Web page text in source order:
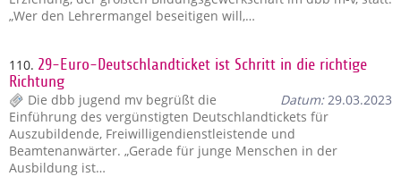
„Wer den Lehrermangel beseitigen will,…
110. 29-Euro-Deutschlandticket ist Schritt in die richtige
Richtung
Datum:29.03.2023
Die dbb jugend mv begrüßt die
Einführung des vergünstigten Deutschlandtickets für
Auszubildende, Freiwilligendienstleistende und
Beamtenanwärter. „Gerade für junge Menschen in der
Ausbildung ist…